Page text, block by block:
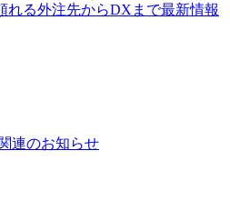
れる外注先からDXまで最新情報
連のお知らせ